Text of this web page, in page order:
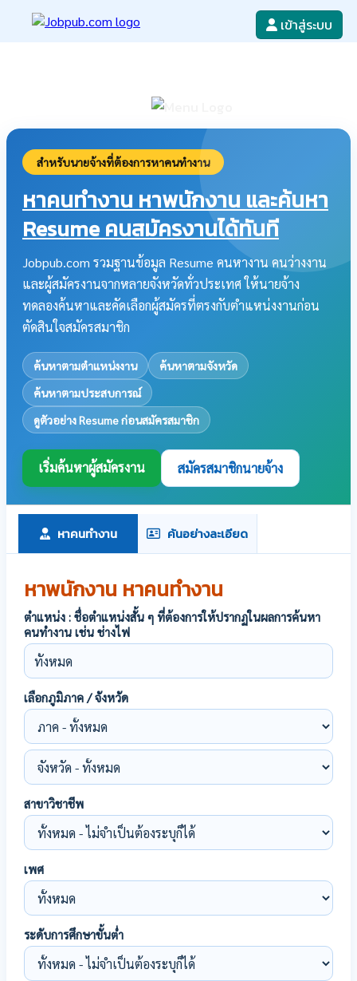
เข้าสู่ระบบ
สำหรับนายจ้างที่ต้องการหาคนทำงาน
หาคนทำงาน หาพนักงาน และค้นหา
Resume คนสมัครงานได้ทันที
Jobpub.com รวมฐานข้อมูล Resume คนหางาน คนว่างงาน
และผู้สมัครงานจากหลายจังหวัดทั่วประเทศ ให้นายจ้าง
ทดลองค้นหาและคัดเลือกผู้สมัครที่ตรงกับตำแหน่งงานก่อน
ตัดสินใจสมัครสมาชิก
ค้นหาตามตำแหน่งงาน
ค้นหาตามจังหวัด
ค้นหาตามประสบการณ์
ดูตัวอย่าง Resume ก่อนสมัครสมาชิก
เริ่มค้นหาผู้สมัครงาน สมัครสมาชิกนายจ้าง
หาคนทำงาน ค้นอย่างละเอียด
หาพนักงาน หาคนทำงาน
ตำแหน่ง : ชื่อตำแหน่งสั้น ๆ ที่ต้องการให้ปรากฏในผลการค้นหา
คนทำงาน เช่น ช่างไฟ
เลือกภูมิภาค / จังหวัด
สาขาวิชาชีพ
เพศ
ระดับการศึกษาขั้นต่ำ